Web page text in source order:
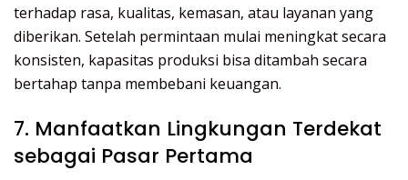
terhadap rasa, kualitas, kemasan, atau layanan yang
diberikan. Setelah permintaan mulai meningkat secara
konsisten, kapasitas produksi bisa ditambah secara
bertahap tanpa membebani keuangan.
7. Manfaatkan Lingkungan Terdekat
sebagai Pasar Pertama